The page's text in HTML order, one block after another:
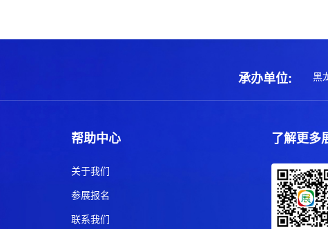
承办单位: 黑
帮助中心
关于我们
参展报名
联系我们
了解更多